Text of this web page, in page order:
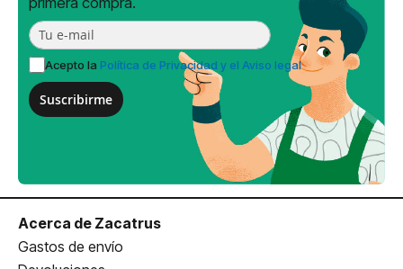
Acepto la Política de Privacidad y el Aviso legal
Suscribirme
Acerca de Zacatrus
Gastos de envío